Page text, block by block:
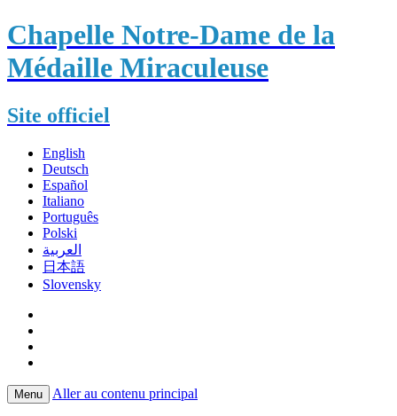
Chapelle Notre-Dame de la
Médaille Miraculeuse
Site officiel
English
Deutsch
Español
Italiano
Português
Polski
العربية
日本語
Slovensky
Menu Aller au contenu principal